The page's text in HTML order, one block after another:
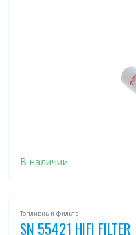
В наличии
Топливный фильтр
SN 55421 HIFI FILTER